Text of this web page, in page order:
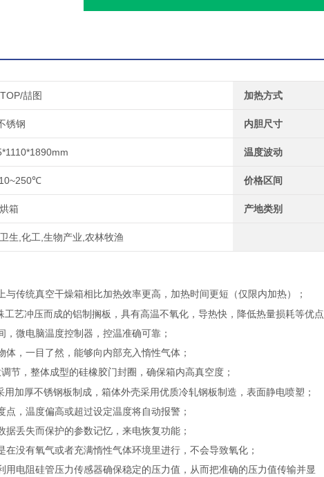
喆图 加热方式
锈钢 内胆尺寸
温度波动
价格区间
箱 产地类别
生,化工,生物产业,农林牧渔
与传统真空干燥箱相比加热效率更高，加热时间 更短 （仅限内加热）
；
工艺冲压而成的铝制 搁板，具有高温不氧化，导热快 ，降低热量损耗等优点
，微电脑温度控制器，控温准确可靠；
体，一目了然，能够向内部充入惰性气体；
节，整体成型的硅橡胶门封圈，确保箱内高真空度；
用加厚不锈钢板制成，箱体外壳采用优质冷轧钢板制造，表面静电喷塑；
点，温度偏高或超过设定温度将自动报警；
据丢失而保护的参数记忆，来电恢复功能 ；
在没有氧气或者充满惰性气体环境里进行，不会导致氧化 ；
用 电阻硅管压力传感器确保稳定的压力值， 从而把准确的压力值传输并显